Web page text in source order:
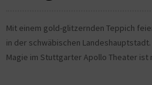
Mit einem gold-glitzernden Teppich
in der schwäbischen
Magie im Stuttgarter Apollo Theater ist